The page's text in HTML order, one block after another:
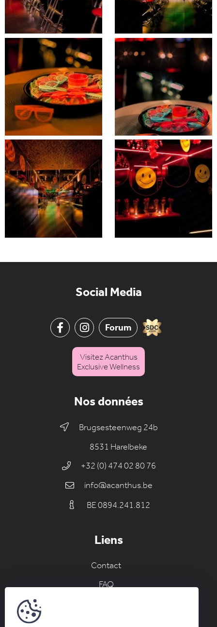
Nos données
Brugsesteenweg 24b
8531 Harelbeke
+32 (0) 474 02 80 76
info@acanthus.be
BE 0894.241.812
Liens
Contact
FAQ
Social Media
Forum
Visitez Acanthus
Exclusive Wellness